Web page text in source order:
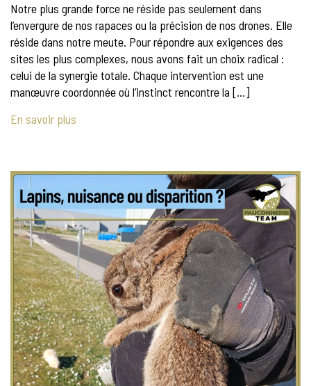
Notre plus grande force ne réside pas seulement dans
l’envergure de nos rapaces ou la précision de nos drones. Elle
réside dans notre meute. Pour répondre aux exigences des
sites les plus complexes, nous avons fait un choix radical :
celui de la synergie totale. Chaque intervention est une
manœuvre coordonnée où l’instinct rencontre la […]
En savoir plus